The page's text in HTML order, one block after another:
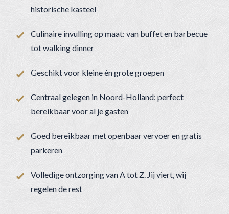
historische kasteel
Culinaire invulling op maat: van buffet en barbecue
tot walking dinner
Geschikt voor kleine én grote groepen
Centraal gelegen in Noord-Holland: perfect
bereikbaar voor al je gasten
Goed bereikbaar met openbaar vervoer en gratis
parkeren
Volledige ontzorging van A tot Z. Jij viert, wij
regelen de rest